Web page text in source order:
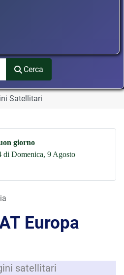
Cerca
Satellitari
giorno
di Domenica, 9 Agosto
Europa
satellitari